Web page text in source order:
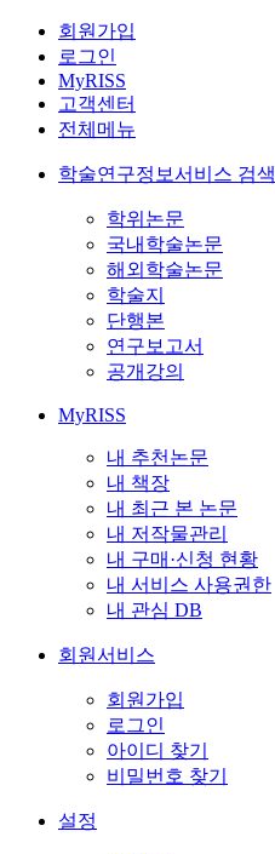
회원가입
로그인
MyRISS
고객센터
전체메뉴
학술연구정보서비스 검색
학위논문
국내학술논문
해외학술논문
학술지
단행본
연구보고서
공개강의
MyRISS
내 추천논문
내 책장
내 최근 본 논문
내 저작물관리
내 구매·신청 현황
내 서비스 사용권한
내 관심 DB
회원서비스
회원가입
로그인
아이디 찾기
비밀번호 찾기
설정